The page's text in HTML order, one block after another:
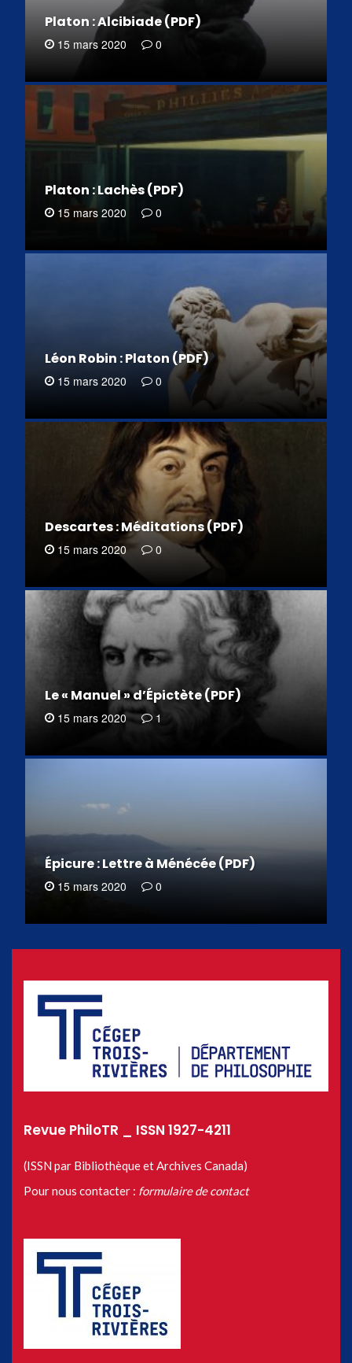
Platon : Alcibiade (PDF)
15 mars 2020 0
Platon : Lachès (PDF)
15 mars 2020 0
Léon Robin : Platon (PDF)
15 mars 2020 0
Descartes : Méditations (PDF)
15 mars 2020 0
Le « Manuel » d’Épictète (PDF)
15 mars 2020 1
Épicure : Lettre à Ménécée (PDF)
15 mars 2020 0
Revue PhiloTR _ ISSN 1927-4211
(ISSN par Bibliothèque et Archives Canada)
Pour nous contacter : formulaire de contact